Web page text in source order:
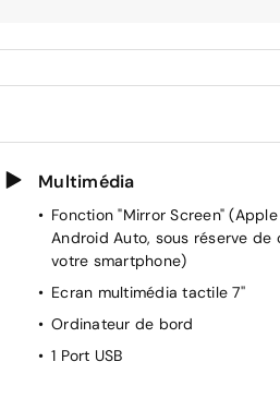
Multimédia
Fonction "Mirror Screen"
Android Auto, sous réserve
votre smartphone)
Ecran multimédia tactile 7''
Ordinateur de bord
1 Port USB